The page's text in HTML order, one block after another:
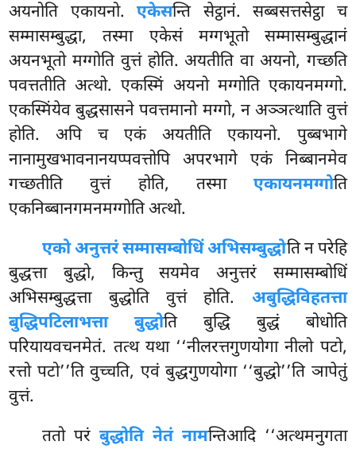
अयनोति एकायनो.एकेसन्ति सेट्ठानं. सब्बसत्तसेट्ठा च
सम्मासम्बुद्धा, तस्मा एकेसं मग्गभूतो सम्मासम्बुद्धानं
अयनभूतो मग्गोति वुत्तं होति. अयतीति वा अयनो, गच्छति
पवत्ततीति अत्थो. एकस्मिं अयनो मग्गोति एकायनमग्गो.
एकस्मिंयेव बुद्धसासने पवत्तमानो मग्गो, न अञ्ञत्थाति वुत्तं
होति. अपि च एकं अयतीति एकायनो. पुब्बभागे
नानामुखभावनानयप्पवत्तोपि अपरभागे एकं निब्बानमेव
गच्छतीति वुत्तं होति, तस्मा एकायनमग्गोति
एकनिब्बानगमनमग्गोति अत्थो.
एको अनुत्तरं सम्मासम्बोधिं अभिसम्बुद्धोति न परेहि
बुद्धत्ता बुद्धो, किन्तु सयमेव अनुत्तरं सम्मासम्बोधिं
अभिसम्बुद्धत्ता बुद्धोति वुत्तं होति. अबुद्धिविहतत्ता
बुद्धिपटिलाभत्ता बुद्धोति बुद्धि बुद्धं बोधोति
परियायवचनमेतं. तत्थ यथा ‘‘नीलरत्तगुणयोगा नीलो पटो,
रत्तो पटो’’ति वुच्चति, एवं बुद्धगुणयोगा ‘‘बुद्धो’’ति ञापेतुं
वुत्तं.
ततो परं बुद्धोति नेतं नामन्तिआदि ‘‘अत्थमनुगता